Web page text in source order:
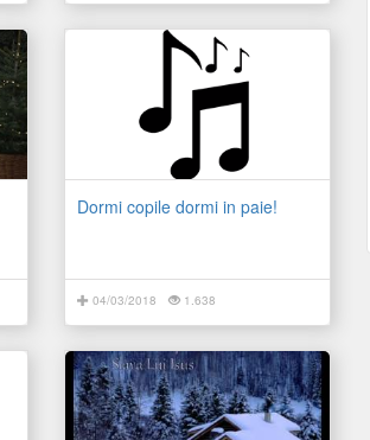
Dormi copile dormi in paie!
04/03/2018 1.638